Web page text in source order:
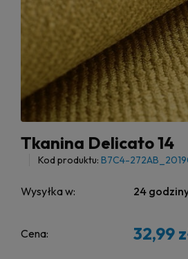
Tkanina Delicato 14
Kod produktu: B7C4-
Wysyłka w: 24
Cena: 32,99